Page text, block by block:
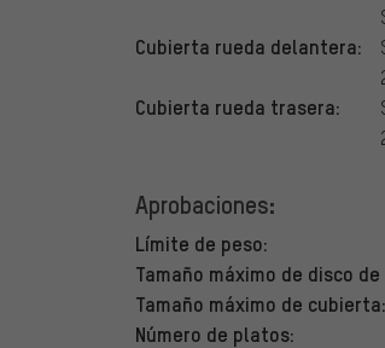
Cubierta rueda delantera:
Cubierta rueda trasera:
Aprobaciones:
Límite de peso:
Tamaño máximo de disco
Tamaño máximo de cubierta:
Número de platos: